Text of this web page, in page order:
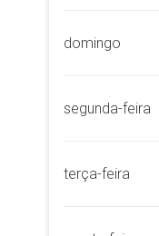
domingo
segunda-feira
terça-feira